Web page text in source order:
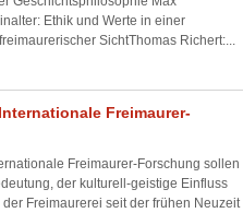
Ethik und Werte in einer
SichtThomas Richert:...
Freimaurer-
Freimaurer-Forschung sollen
der kulturell-geistige Einfluss
der Freimaurerei seit der frühen Neuzeit